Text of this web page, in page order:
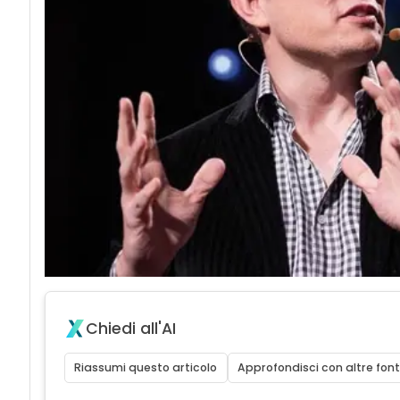
Chiedi all'AI
Riassumi questo articolo Approfondisci con altre